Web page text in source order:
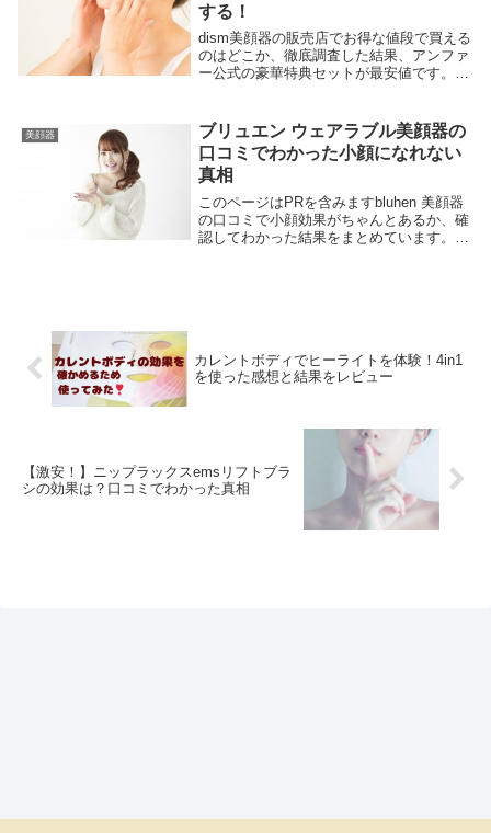
する！
dism美顔器の販売店でお得な値段で買える
のはどこか、徹底調査した結果、アンファ
ー公式の豪華特典セットが最安値です。さ
コミでわかったメリット、悪い口コミでわ
かったデメリットをわかりやすく解説して
います。
美顔器
ブリュエン ウェアラブル美顔器の
口コミでわかった小顔になれない
真相
このページはPRを含みますbluhen 美顔器
の口コミで小顔効果がちゃんとあるか、確
認してわかった結果をまとめています。ブ
カレントボディでヒーライトを体験！4in1
を使った感想と結果をレビュー
【激安！】ニップラックスemsリフトブラ
シの効果は？口コミでわかった真相